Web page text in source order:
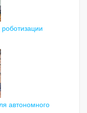
автономного